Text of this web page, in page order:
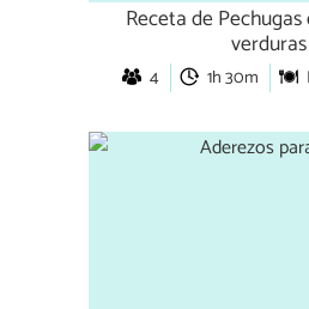
Receta de
verduras
4 1h 30m